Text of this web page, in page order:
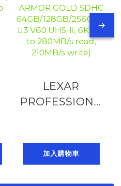
LEXAR
PROFESSIONAL
64GB/128GB/
U3 V60 UHS-II,
加入購物車